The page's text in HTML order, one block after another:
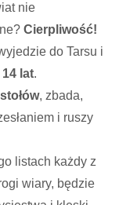
nie
Cierpliwość!
do Tarsu i
14 lat.
, zbada,
i ruszy
listach każdy z
wiary, będzie